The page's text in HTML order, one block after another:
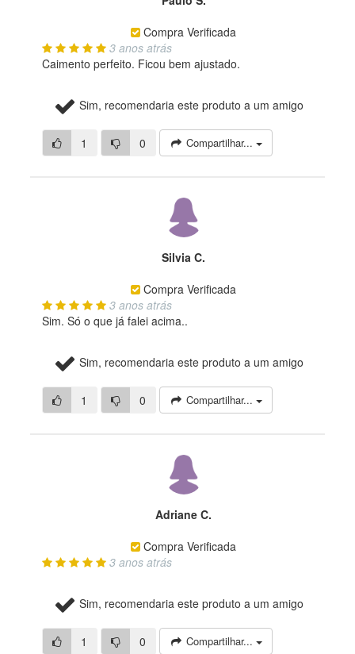
Compra Verificada
3 anos atrás
Caimento perfeito. Ficou bem ajustado.
Sim, recomendaria este produto a um amigo
1 0 Compartilhar...
Silvia C.
Compra Verificada
3 anos atrás
Sim. Só o que já falei acima..
Sim, recomendaria este produto a um amigo
1 0 Compartilhar...
Adriane C.
Compra Verificada
3 anos atrás
Sim, recomendaria este produto a um amigo
1 0 Compartilhar...